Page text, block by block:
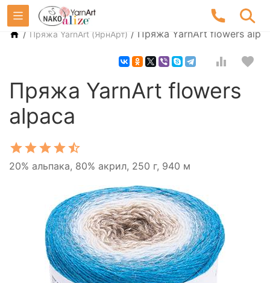
/ Пряжа YarnArt (ЯрнАрт) / Пряжа YarnArt flowers
Пряжа YarnArt flowers
alpaca
20% альпака, 80% акрил, 250 г, 940 м